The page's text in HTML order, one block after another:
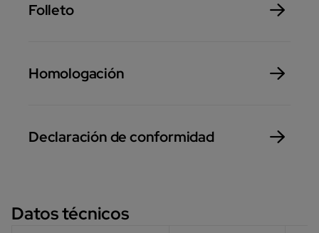
Folleto
Homologación
Declaración de conformidad
Datos técnicos